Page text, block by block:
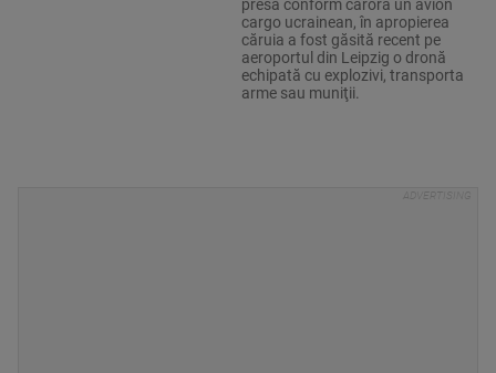
presă conform cărora un avion
cargo ucrainean, în apropierea
căruia a fost găsită recent pe
aeroportul din Leipzig o dronă
echipată cu explozivi, transporta
arme sau muniţii.